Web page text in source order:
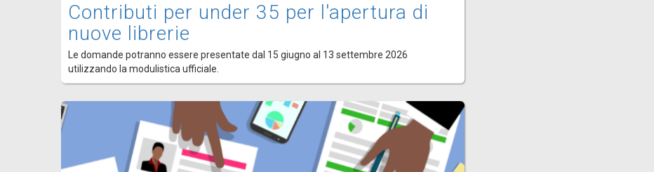
Contributi per under 35 per l'apertura di
nuove librerie
Le domande potranno essere presentate dal 15 giugno al 13 settembre 2026
utilizzando la modulistica ufficiale.